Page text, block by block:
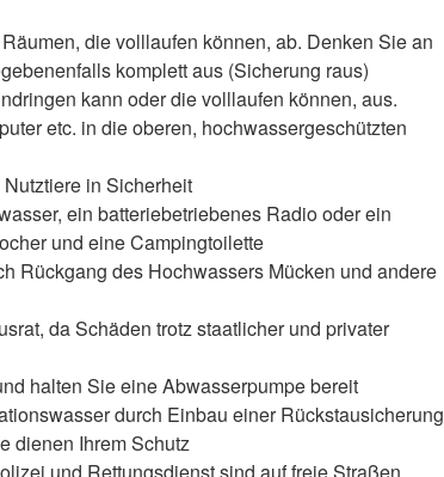
die volllaufen können, ab. Denken Sie an
komplett aus (Sicherung raus)
kann oder die volllaufen können, aus.
etc. in die oberen, hochwassergeschützten
in Sicherheit
ein batteriebetriebenes Radio oder ein
und eine Campingtoilette
Rückgang des Hochwassers Mücken und andere
da Schäden trotz staatlicher und privater
halten Sie eine Abwasserpumpe bereit
durch Einbau einer Rückstausicherung
dienen Ihrem Schutz